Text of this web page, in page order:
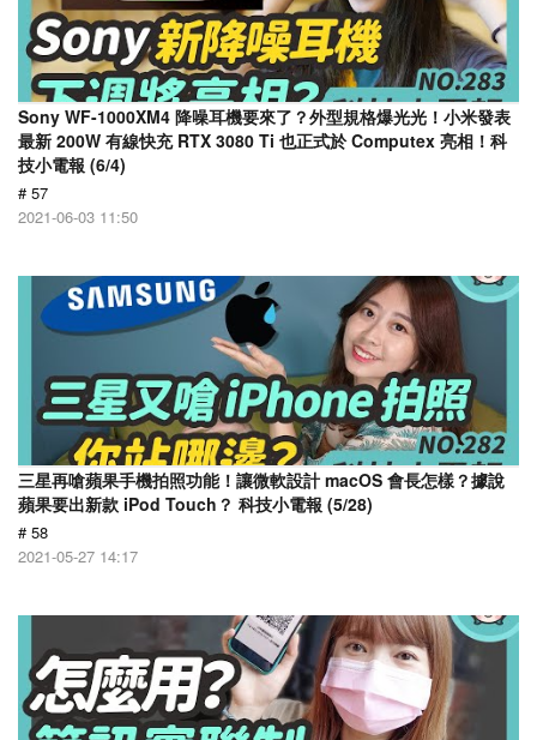
Sony WF-1000XM4 降噪耳機要來了？外型規格爆光光！小米發表
最新 200W 有線快充 RTX 3080 Ti 也正式於 Computex 亮相！科
技小電報 (6/4)
# 57
2021-06-03 11:50
三星再嗆蘋果手機拍照功能！讓微軟設計 macOS 會長怎樣？據說
蘋果要出新款 iPod Touch？ 科技小電報 (5/28)
# 58
2021-05-27 14:17